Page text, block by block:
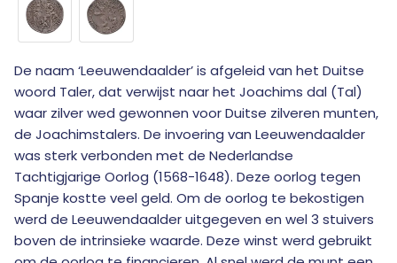
De naam ‘Leeuwendaalder’ is afgeleid van het Duitse
woord Taler, dat verwijst naar het Joachims dal (Tal)
waar zilver wed gewonnen voor Duitse zilveren munten,
de Joachimstalers. De invoering van Leeuwendaalder
was sterk verbonden met de Nederlandse
Tachtigjarige Oorlog (1568-1648). Deze oorlog tegen
Spanje kostte veel geld. Om de oorlog te bekostigen
werd de Leeuwendaalder uitgegeven en wel 3 stuivers
boven de intrinsieke waarde. Deze winst werd gebruikt